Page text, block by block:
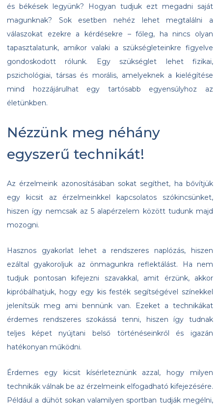
és békések legyünk? Hogyan tudjuk ezt megadni saját
magunknak? Sok esetben nehéz lehet megtalálni a
válaszokat ezekre a kérdésekre – főleg, ha nincs olyan
tapasztalatunk, amikor valaki a szükségleteinkre figyelve
gondoskodott rólunk. Egy szükséglet lehet fizikai,
pszichológiai, társas és morális, amelyeknek a kielégítése
mind hozzájárulhat egy tartósabb egyensúlyhoz az
életünkben.
Nézzünk meg néhány
egyszerű technikát!
Az érzelmeink azonosításában sokat segíthet, ha bővítjük
egy kicsit az érzelmeinkkel kapcsolatos szókincsünket,
hiszen így nemcsak az 5 alapérzelem között tudunk majd
mozogni.
Hasznos gyakorlat lehet a rendszeres naplózás, hiszen
ezáltal gyakoroljuk az önmagunkra reflektálást. Ha nem
tudjuk pontosan kifejezni szavakkal, amit érzünk, akkor
kipróbálhatjuk, hogy egy kis festék segítségével színekkel
jelenítsük meg ami bennünk van. Ezeket a technikákat
érdemes rendszeres szokássá tenni, hiszen így tudnak
teljes képet nyújtani belső történéseinkről és igazán
hatékonyan működni.
Érdemes egy kicsit kísérleteznünk azzal, hogy milyen
technikák válnak be az érzelmeink elfogadható kifejezésére.
Például a dühöt sokan valamilyen sportban tudják megélni,